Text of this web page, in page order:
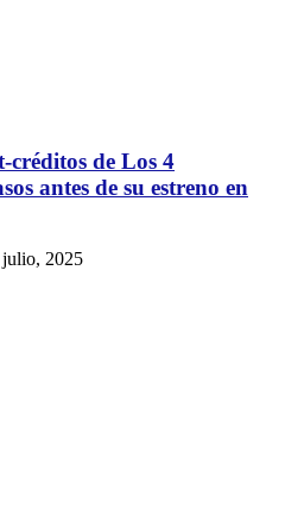
créditos de Los 4
antes de su estreno en
julio, 2025